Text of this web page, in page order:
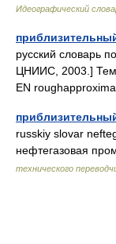
Идеографический
русский словарь
ЦНИИС, 2003.]
EN
russkiy slovar
нефтегазовая
технического